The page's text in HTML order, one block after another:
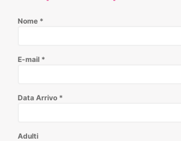
Nome *
E-mail *
Data Arrivo *
Adulti